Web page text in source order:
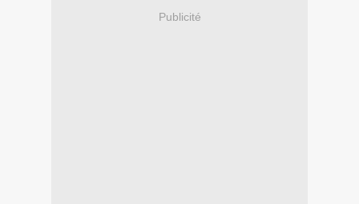
Publicité